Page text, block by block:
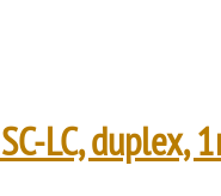
LC, duplex,